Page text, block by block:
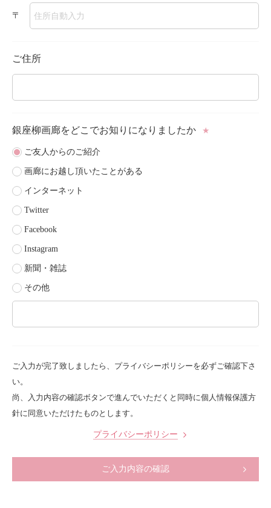
〒
ご住所
銀座柳画廊をどこでお知りになりましたか ★
ご友人からのご紹介
画廊にお越し頂いたことがある
インターネット
Twitter
Facebook
Instagram
新聞・雑誌
その他
ご入力が完了致しましたら、プライバシーポリシーを必ずご確認下さ
い。
尚、入力内容の確認ボタンで進んでいただくと同時に個人情報保護方
針に同意いただけたものとします。
プライバシーポリシー
ご入力内容の確認